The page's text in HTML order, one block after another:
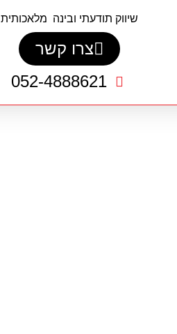
שיווק תודעתי ובינה מלאכותית
צרו קשר
052-4888621